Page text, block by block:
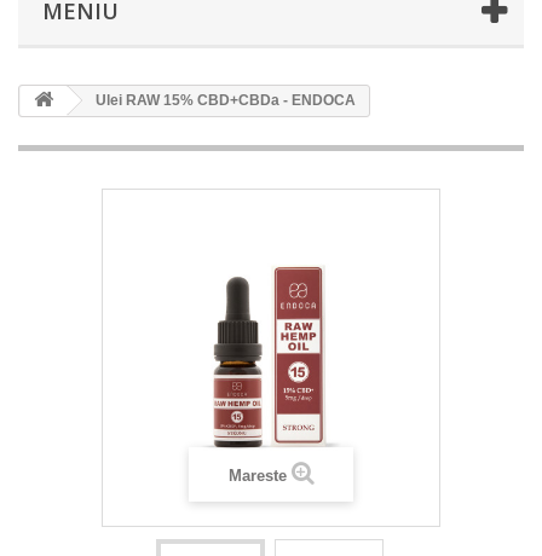
MENIU
Ulei RAW 15% CBD+CBDa - ENDOCA
Mareste